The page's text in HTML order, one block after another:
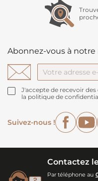
Abonnez-vous à
J'accepte de recevoir
la politique de
Suivez-nous !
Contactez
Par téléphone au